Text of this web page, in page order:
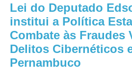
Lei do Deputado
institui a Política
Combate às Fraudes
Delitos Cibernéticos
Pernambuco